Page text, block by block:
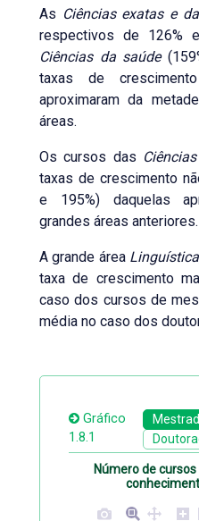
As Ciências exatas e
respectivos de 126%
Ciências da saúde
taxas de
aproximaram da
áreas.
Os cursos das
taxas de crescimento
e 195%) daquelas
grandes áreas anteriores.
A grande área
taxa de crescimento
caso dos cursos de
média no caso dos
Gráfico
1.8.1
Número de